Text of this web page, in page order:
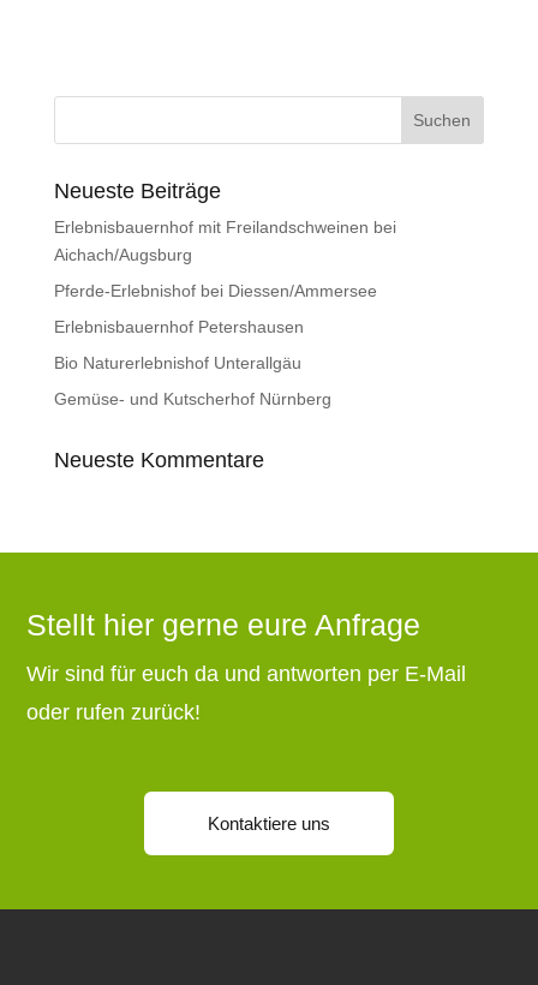
Neueste Beiträge
Erlebnisbauernhof mit Freilandschweinen bei
Aichach/Augsburg
Pferde-Erlebnishof bei Diessen/Ammersee
Erlebnisbauernhof Petershausen
Bio Naturerlebnishof Unterallgäu
Gemüse- und Kutscherhof Nürnberg
Neueste Kommentare
Stellt hier gerne eure Anfrage
Wir sind für euch da und antworten per E-Mail
oder rufen zurück!
Kontaktiere uns